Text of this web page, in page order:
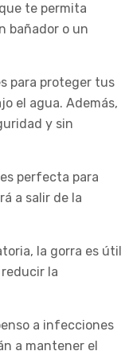
te permita
bañador o un
para proteger tus
el agua. Además,
y sin
perfecta para
a salir de la
la gorra es útil
la
a infecciones
a mantener el